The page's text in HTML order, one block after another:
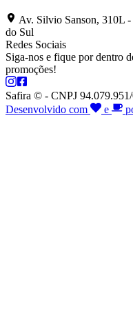
Av. Silvio Sanson, 310L
do Sul
Redes Sociais
Siga-nos e fique por dentro
promoções!
Safira © - CNPJ
Desenvolvido com
e